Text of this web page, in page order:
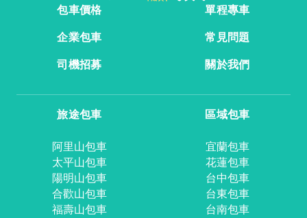
包車價格
單程專車
企業包車
常見問題
司機招募
關於我們
旅途包車
阿里山包車
太平山包車
陽明山包車
合歡山包車
福壽山包車
區域包車
宜蘭包車
花蓮包車
台中包車
台東包車
台南包車